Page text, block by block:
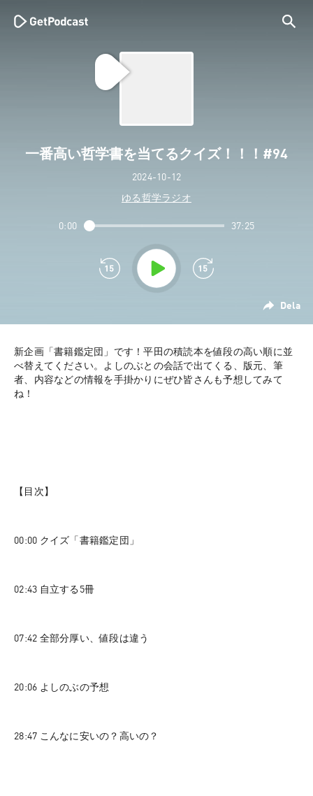
一番高い哲学書を当てるクイズ！！！#94
2024-10-12
ゆる哲学ラジオ
Dela
0:00 37:25
新企画「書籍鑑定団」です！平田の積読本を値段の高い順に並
べ替えてください。よしのぶとの会話で出てくる、版元、筆
者、内容などの情報を手掛かりにぜひ皆さんも予想してみて
ね！
【目次】
00:00 クイズ「書籍鑑定団」
02:43 自立する5冊
07:42 全部分厚い、値段は違う
20:06 よしのぶの予想
28:47 こんなに安いの？高いの？